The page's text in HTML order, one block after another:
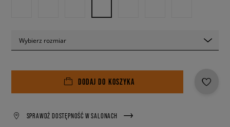
Wybierz rozmiar
DODAJ DO KOSZYKA
SPRAWDŹ DOSTĘPNOŚĆ W SALONACH